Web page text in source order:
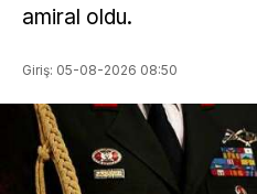
amiral oldu.
Giriş: 05-08-2026 08:50